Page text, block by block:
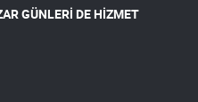
GÜNLERİ DE HİZMET